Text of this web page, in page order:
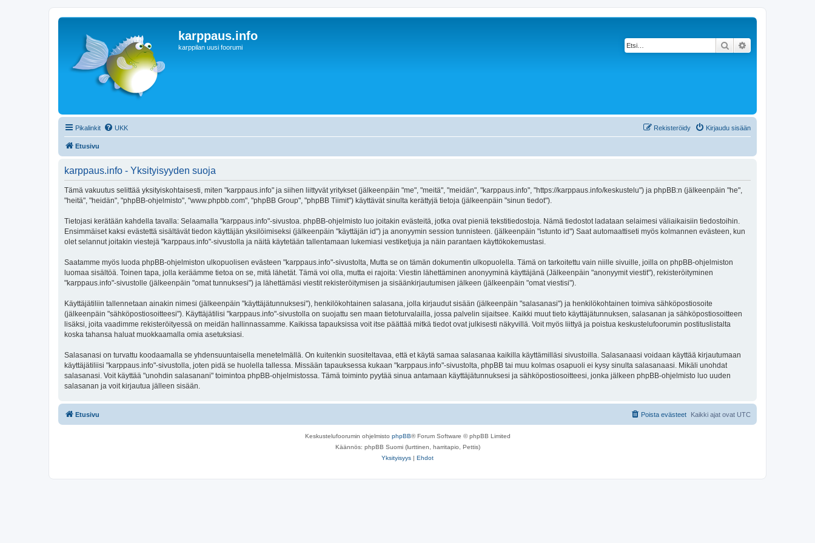
karppaus.info
karppilan uusi foorumi Etsi
Pikalinkit UKK Kirjaudu sisään
Rekisteröidy
Etusivu
karppaus.info - Yksityisyyden suoja
Tämä vakuutus selittää yksityiskohtaisesti, miten "karppaus.info" ja siihen liittyvät yritykset (jälkeenpäin "me", "meitä", "meidän", "karppaus.info", "https://karppaus.info/keskustelu") ja phpBB:n (jälkeenpäin "he",
"heitä", "heidän", "phpBB-ohjelmisto", "www.phpbb.com", "phpBB Group", "phpBB Tiimit") käyttävät sinulta kerättyjä tietoja (jälkeenpäin "sinun tiedot").
Tietojasi kerätään kahdella tavalla: Selaamalla "karppaus.info"-sivustoa. phpBB-ohjelmisto luo joitakin evästeitä, jotka ovat pieniä tekstitiedostoja. Nämä tiedostot ladataan selaimesi väliaikaisiin tiedostoihin.
Ensimmäiset kaksi evästettä sisältävät tiedon käyttäjän yksilöimiseksi (jälkeenpäin "käyttäjän id") ja anonyymin session tunnisteen. (jälkeenpäin "istunto id") Saat automaattiseti myös kolmannen evästeen, kun
olet selannut joitakin viestejä "karppaus.info"-sivustolla ja näitä käytetään tallentamaan lukemiasi vestiketjuja ja näin parantaen käyttökokemustasi.
Saatamme myös luoda phpBB-ohjelmiston ulkopuolisen evästeen "karppaus.info"-sivustolta, Mutta se on tämän dokumentin ulkopuolella. Tämä on tarkoitettu vain niille sivuille, joilla on phpBB-ohjelmiston
luomaa sisältöä. Toinen tapa, jolla keräämme tietoa on se, mitä lähetät. Tämä voi olla, mutta ei rajoita: Viestin lähettäminen anonyyminä käyttäjänä (Jälkeenpäin "anonyymit viestit"), rekisteröityminen
"karppaus.info"-sivustolle (jälkeenpäin "omat tunnuksesi") ja lähettämäsi viestit rekisteröitymisen ja sisäänkirjautumisen jälkeen (jälkeenpäin "omat viestisi").
Käyttäjätiliin tallennetaan ainakin nimesi (jälkeenpäin "käyttäjätunnuksesi"), henkilökohtainen salasana, jolla kirjaudut sisään (jälkeenpäin "salasanasi") ja henkilökohtainen toimiva sähköpostiosoite
(jälkeenpäin "sähköpostiosoitteesi"). Käyttäjätilisi "karppaus.info"-sivustolla on suojattu sen maan tietoturvalailla, jossa palvelin sijaitsee. Kaikki muut tieto käyttäjätunnuksen, salasanan ja sähköpostiosoitteen
lisäksi, joita vaadimme rekisteröityessä on meidän hallinnassamme. Kaikissa tapauksissa voit itse päättää mitkä tiedot ovat julkisesti näkyvillä. Voit myös liittyä ja poistua keskustelufoorumin postituslistalta
koska tahansa haluat muokkaamalla omia asetuksiasi.
Salasanasi on turvattu koodaamalla se yhdensuuntaisella menetelmällä. On kuitenkin suositeltavaa, että et käytä samaa salasanaa kaikilla käyttämilläsi sivustoilla. Salasanaasi voidaan käyttää kirjautumaan
käyttäjätiliisi "karppaus.info"-sivustolla, joten pidä se huolella tallessa. Missään tapauksessa kukaan "karppaus.info"-sivustolta, phpBB tai muu kolmas osapuoli ei kysy sinulta salasanaasi. Mikäli unohdat
salasanasi. Voit käyttää "unohdin salasanani" toimintoa phpBB-ohjelmistossa. Tämä toiminto pyytää sinua antamaan käyttäjätunnuksesi ja sähköpostiosoitteesi, jonka jälkeen phpBB-ohjelmisto luo uuden
salasanan ja voit kirjautua jälleen sisään.
Etusivu Kaikki ajat ovat UTC
Poista evästeet
Keskustelufoorumin ohjelmisto phpBB® Forum Software © phpBB Limited
Käännös: phpBB Suomi (lurttinen, harritapio, Pettis)
Yksityisyys | Ehdot